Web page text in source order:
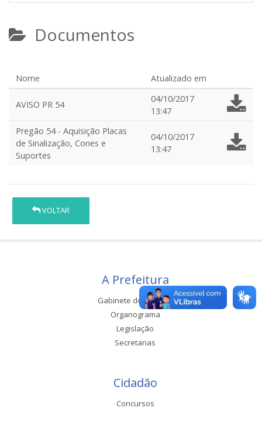
Documentos
Nome Atualizado em
AVISO PR 54
04/10/2017
13:47
Pregão 54 - Aquisição Placas
de Sinalização, Cones e
Suportes
04/10/2017
13:47
VOLTAR
A Prefeitura
Gabinete do Prefeito
Organograma
Legislação
Secretarias
Cidadão
Concursos